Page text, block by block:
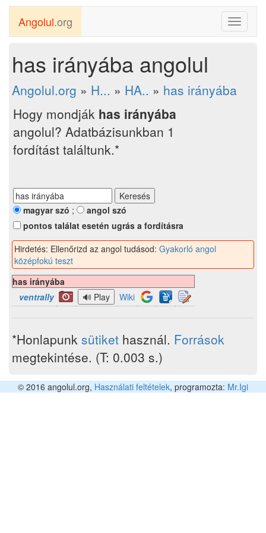
Toggle
Angolul.org
has irányába angolul
Angolul.org » H... » HA.. » has irányába
Hogy mondják has irányába
angolul? Adatbázisunkban 1
fordítást találtunk.*
magyar szó ;
angol szó
pontos találat esetén ugrás a fordításra
Hirdetés: Ellenőrizd az angol tudásod: Gyakorló angol
középfokú teszt
has irányába
ventrally
Wiki
*Honlapunk sütiket használ. Források
megtekintése. (T: 0.003 s.)
© 2016 angolul.org, Használati feltételek, programozta: Mr.Igi